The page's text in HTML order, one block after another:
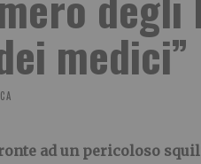
medici”
ad un pericoloso